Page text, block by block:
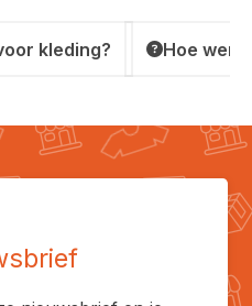
kleding? Hoe